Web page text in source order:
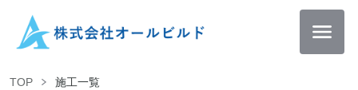
TOP 施工一覧